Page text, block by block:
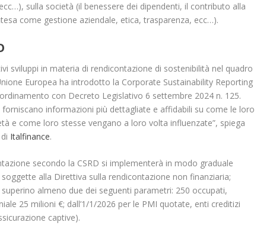
sulla società (il benessere dei dipendenti, il contributo alla
come gestione aziendale, etica, trasparenza, ecc…).
sviluppi in materia di rendicontazione di sostenibilità nel quadro
Europea ha introdotto la Corporate Sustainability Reporting
con Decreto Legislativo 6 settembre 2024 n. 125.
informazioni più dettagliate e affidabili su come le loro
e come loro stesse vengano a loro volta influenzate”, spiega
Italfinance.
secondo la CSRD si implementerà in modo graduale
alla Direttiva sulla rendicontazione non finanziaria;
almeno due dei seguenti parametri: 250 occupati,
25 milioni €; dall’1/1/2026 per le PMI quotate, enti creditizi
captive).